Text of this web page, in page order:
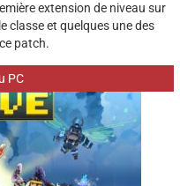
extension de niveau sur
classe et quelques une des
patch.
PC